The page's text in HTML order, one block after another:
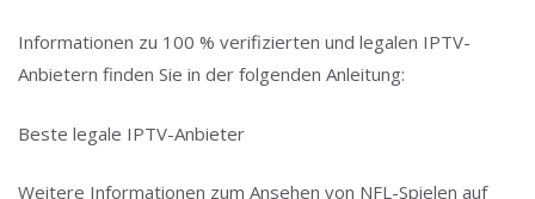
Informationen zu 100 % verifizierten und legalen IPTV-
Anbietern finden Sie in der folgenden Anleitung:
Beste legale IPTV-Anbieter
Weitere Informationen zum Ansehen von NFL-Spielen auf